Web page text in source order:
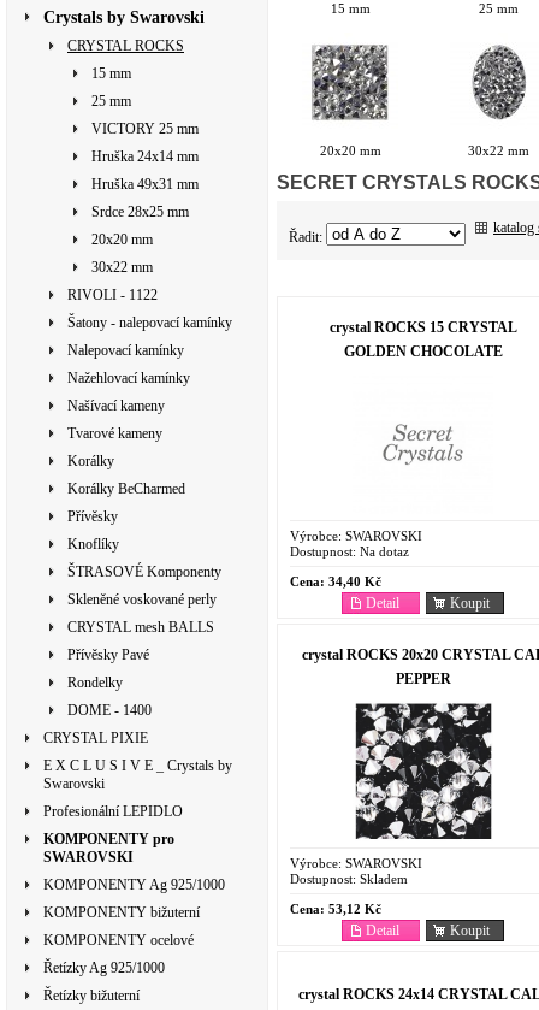
Crystals by Swarovski
CRYSTAL ROCKS
15 mm
25 mm
VICTORY 25 mm
Hruška 24x14 mm
Hruška 49x31 mm
Srdce 28x25 mm
20x20 mm
30x22 mm
RIVOLI - 1122
Šatony - nalepovací kamínky
Nalepovací kamínky
Nažehlovací kamínky
Našívací kameny
Tvarové kameny
Korálky
Korálky BeCharmed
Přívěsky
Knoflíky
ŠTRASOVÉ Komponenty
Skleněné voskované perly
CRYSTAL mesh BALLS
Přívěsky Pavé
Rondelky
DOME - 1400
CRYSTAL PIXIE
E X C L U S I V E _ Crystals by
Swarovski
Profesionální LEPIDLO
KOMPONENTY pro
SWAROVSKI
KOMPONENTY Ag 925/1000
KOMPONENTY bižuterní
KOMPONENTY ocelové
Řetízky Ag 925/1000
Řetízky bižuterní
15 mm 25 mm
20x20 mm 30x22 mm
SECRET CRYSTALS
Řadit:
katalog
crystal ROCKS 15 CRYSTAL
GOLDEN CHOCOLATE
Výrobce: SWAROVSKI
Dostupnost: Na dotaz
Cena: 34,40 Kč
Koupit
Detail
crystal ROCKS 20x20 CRYSTAL
PEPPER
Výrobce: SWAROVSKI
Dostupnost: Skladem
Cena: 53,12 Kč
Koupit
Detail
crystal ROCKS 24x14 CRYSTAL